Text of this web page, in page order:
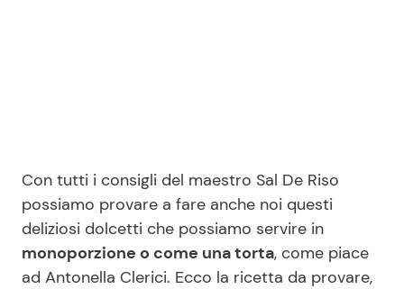
Disclaimer e Privacy
Redazione
Contattaci
Con tutti i consigli del maestro Sal De Riso
possiamo provare a fare anche noi questi
deliziosi dolcetti che possiamo servire in
monoporzione o come una torta, come piace
ad Antonella Clerici. Ecco la ricetta da provare,